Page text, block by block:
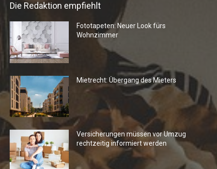
Die Redaktion empfiehlt
Fototapeten: Neuer Look fürs
Wohnzimmer
Mietrecht: Übergang des Mieters
Versicherungen müssen vor Umzug
rechtzeitig informiert werden